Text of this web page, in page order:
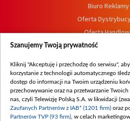
Biuro Reklamy
Oferta
Oferta
Dostępność
Procedura zgłoszeń
Szanujemy Twoją prywatność
Kliknij "Akceptuję i przechodzę do serwisu",
korzystanie z technologii automatycznego
dostęp do informacji na Twoim urządzeniu
przechowywanie oraz na przetwarzanie
nas, czyli Telewizję Polską S.A. w likwidacji
Zaufanych Partnerów z IAB* (1201 firm) oraz
Partnerów TVP (93 firm) , w celach